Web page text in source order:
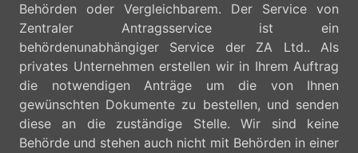
Behörden oder Vergleichbarem. Der Service von
Zentraler Antragsservice ist ein
behördenunabhängiger Service der ZA Ltd.. Als
privates Unternehmen erstellen wir in Ihrem Auftrag
die notwendigen Anträge um die von Ihnen
gewünschten Dokumente zu bestellen, und senden
diese an die zuständige Stelle. Wir sind keine
Behörde und stehen auch nicht mit Behörden in einer